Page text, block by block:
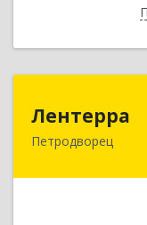
Лентерра
Петродворец